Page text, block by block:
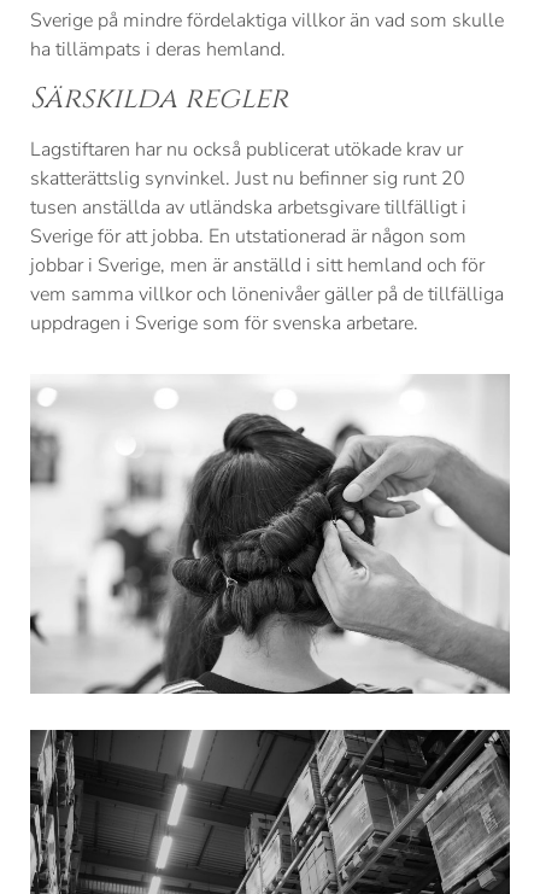
Sverige på mindre fördelaktiga villkor än vad som skulle
ha tillämpats i deras hemland.
Särskilda regler
Lagstiftaren har nu också publicerat utökade krav ur
skatterättslig synvinkel. Just nu befinner sig runt 20
tusen anställda av utländska arbetsgivare tillfälligt i
Sverige för att jobba. En utstationerad är någon som
jobbar i Sverige, men är anställd i sitt hemland och för
vem samma villkor och lönenivåer gäller på de tillfälliga
uppdragen i Sverige som för svenska arbetare.